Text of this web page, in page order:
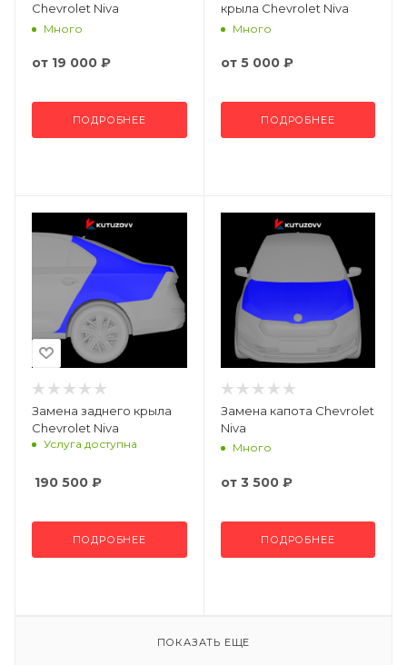
Chevrolet Niva
Много
от 19 000 ₽
ПОДРОБНЕЕ
крыла Chevrolet Niva
Много
от 5 000 ₽
ПОДРОБНЕЕ
Замена заднего крыла
Chevrolet Niva
Услуга доступна
190 500 ₽
ПОДРОБНЕЕ
Замена капота Chevrolet
Niva
Много
от 3 500 ₽
ПОДРОБНЕЕ
ПОКАЗАТЬ ЕЩЕ